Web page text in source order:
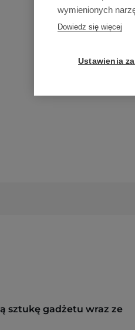
wymienionych
Dowiedz się więcej
Ustawienia
sztukę gadżetu wraz ze